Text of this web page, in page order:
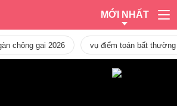
MỚI NHẤT
chông gai 2026 vụ điểm toán bất